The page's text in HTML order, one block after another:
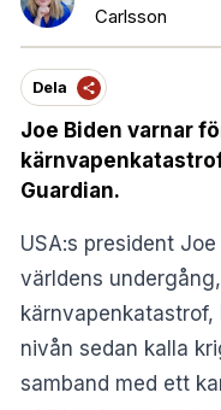
Carlsson
Dela
Joe Biden varnar
Guardian.
USA:s president
världens
nivån sedan kalla
samband med ett